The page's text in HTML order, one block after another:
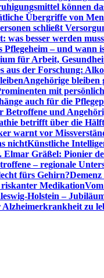
können
Übergriffe von
schließt
was besser werden
Pflegeheim – und wann
für Arbeit,
aus der Forschung:
Angehörige bleiben
mit
auch für die
Betroffene und
betrifft über die
warnt vor
nichtKünstliche
Gräßel: Pionier
– regionale
fürs Gehirn?
riskanter Medikation
Holstein –
zu